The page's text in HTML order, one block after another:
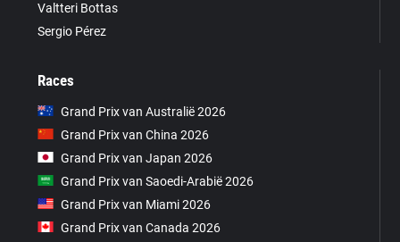
Valtteri Bottas
Sergio Pérez
Races
Grand Prix van Australië 2026
Grand Prix van China 2026
Grand Prix van Japan 2026
Grand Prix van Saoedi-Arabië 2026
Grand Prix van Miami 2026
Grand Prix van Canada 2026